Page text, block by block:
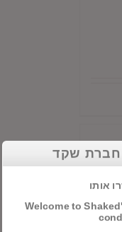
חברת שקד
אותו
Welcome to